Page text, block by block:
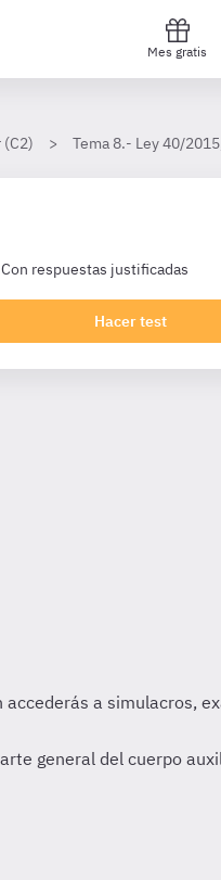
Mes gratis
Tema 8.- Ley 40/
Con respuestas justificadas
Hacer test
general del cuerpo